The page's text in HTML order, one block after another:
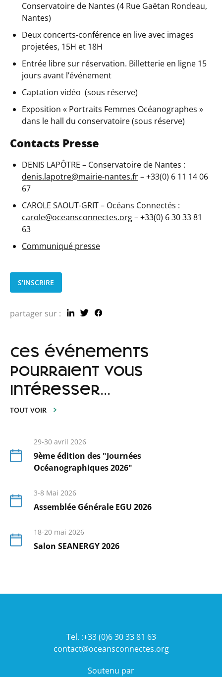
Conservatoire de Nantes (4 Rue Gaëtan Rondeau,
Nantes)
Deux concerts-conférence en live avec images
projetées, 15H et 18H
Entrée libre sur réservation. Billetterie en ligne 15
jours avant l’événement
Captation vidéo (sous réserve)
Exposition « Portraits Femmes Océanographes »
dans le hall du conservatoire (sous réserve)
Contacts Presse
DENIS LAPÔTRE – Conservatoire de Nantes :
denis.lapotre@mairie-nantes.fr– +33(0) 6 11 14 06
67
CAROLE SAOUT-GRIT – Océans Connectés :
carole@oceansconnectes.org– +33(0) 6 30 33 81
63
Communiqué presse
S'INSCRIRE
partager sur :
ces événements
pourraient vous
intéresser...
TOUT VOIR
29-30 avril 2026
9ème édition des "Journées
Océanographiques 2026"
savoir
plus
3-8 Mai 2026
Assemblée Générale EGU 2026
savoir
plus
18-20 mai 2026
Salon SEANERGY 2026
Tel. :+33 (0)6 30 33 81 63
contact@oceansconnectes.org
Soutenu par